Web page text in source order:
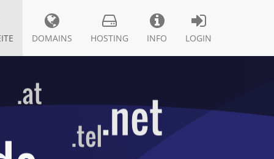
DOMAINS HOSTING INFO LOGIN